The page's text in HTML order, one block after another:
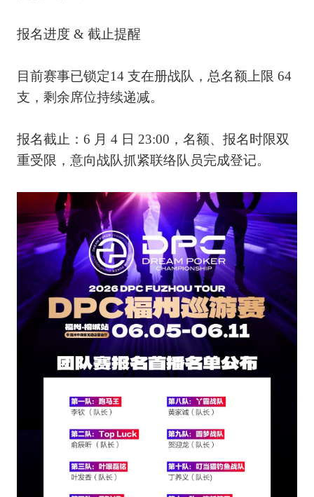
报名进度 & 截止提醒
目前赛事已锁定14 支在册战队，总名额上限 64
支，剩余席位持续递减。
报名截止：6 月 4 日 23:00，名额、报名时限双
重受限，意向战队抓紧联络队员完成登记。